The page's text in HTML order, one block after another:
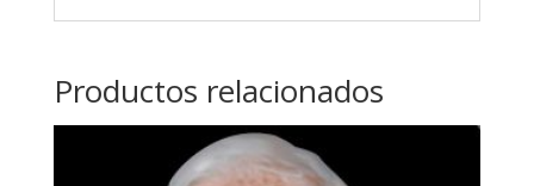
Productos relacionados